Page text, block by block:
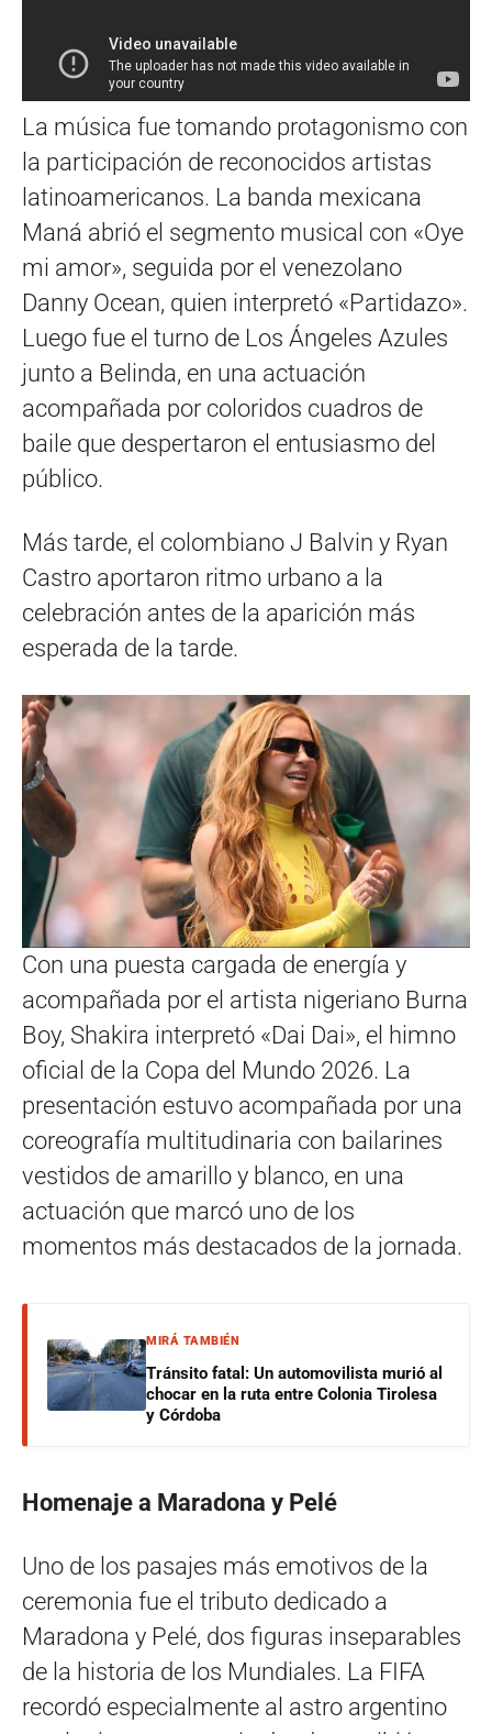
La música fue tomando protagonismo con
la participación de reconocidos artistas
latinoamericanos. La banda mexicana
Maná abrió el segmento musical con «Oye
mi amor», seguida por el venezolano
Danny Ocean, quien interpretó «Partidazo».
Luego fue el turno de Los Ángeles Azules
junto a Belinda, en una actuación
acompañada por coloridos cuadros de
baile que despertaron el entusiasmo del
público.
Más tarde, el colombiano J Balvin y Ryan
Castro aportaron ritmo urbano a la
celebración antes de la aparición más
esperada de la tarde.
Con una puesta cargada de energía y
acompañada por el artista nigeriano Burna
Boy, Shakira interpretó «Dai Dai», el himno
oficial de la Copa del Mundo 2026. La
presentación estuvo acompañada por una
coreografía multitudinaria con bailarines
vestidos de amarillo y blanco, en una
actuación que marcó uno de los
momentos más destacados de la jornada.
MIRÁ TAMBIÉN
Tránsito fatal: Un automovilista murió al
chocar en la ruta entre Colonia Tirolesa
y Córdoba
Homenaje a Maradona y Pelé
Uno de los pasajes más emotivos de la
ceremonia fue el tributo dedicado a
Maradona y Pelé, dos figuras inseparables
de la historia de los Mundiales. La FIFA
recordó especialmente al astro argentino